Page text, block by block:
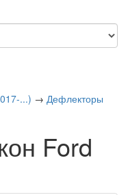
...) → Дефлекторы
Ford